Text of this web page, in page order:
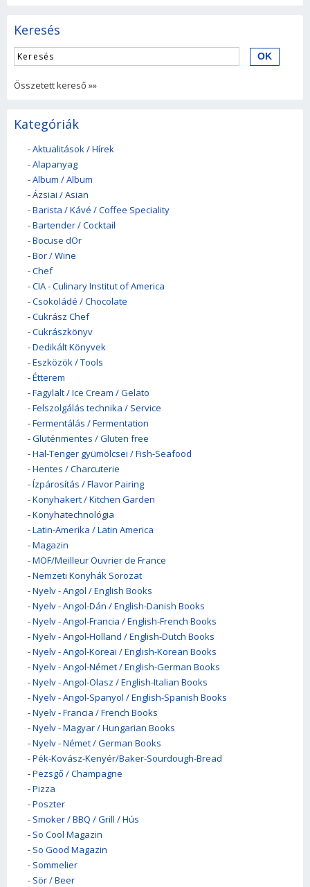
Keresés
Összetett kereső »»
Kategóriák
-Aktualitások / Hírek
-Alapanyag
-Album / Album
-Ázsiai / Asian
-Barista / Kávé / Coffee Speciality
-Bartender / Cocktail
-Bocuse dOr
-Bor / Wine
-Chef
-CIA - Culinary Institut of America
-Csokoládé / Chocolate
-Cukrász Chef
-Cukrászkönyv
-Dedikált Könyvek
-Eszközök / Tools
-Étterem
-Fagylalt / Ice Cream / Gelato
-Felszolgálás technika / Service
-Fermentálás / Fermentation
-Gluténmentes / Gluten free
-Hal-Tenger gyümölcsei / Fish-Seafood
-Hentes / Charcuterie
-Ízpárosítás / Flavor Pairing
-Konyhakert / Kitchen Garden
-Konyhatechnológia
-Latin-Amerika / Latin America
-Magazin
-MOF/Meilleur Ouvrier de France
-Nemzeti Konyhák Sorozat
-Nyelv - Angol / English Books
-Nyelv - Angol-Dán / English-Danish Books
-Nyelv - Angol-Francia / English-French Books
-Nyelv - Angol-Holland / English-Dutch Books
-Nyelv - Angol-Koreai / English-Korean Books
-Nyelv - Angol-Német / English-German Books
-Nyelv - Angol-Olasz / English-Italian Books
-Nyelv - Angol-Spanyol / English-Spanish Books
-Nyelv - Francia / French Books
-Nyelv - Magyar / Hungarian Books
-Nyelv - Német / German Books
-Pék-Kovász-Kenyér/Baker-Sourdough-Bread
-Pezsgő / Champagne
-Pizza
-Poszter
- Smoker / BBQ / Grill / Hús
- So Cool Magazin
- So Good Magazin
- Sommelier
- Sör / Beer